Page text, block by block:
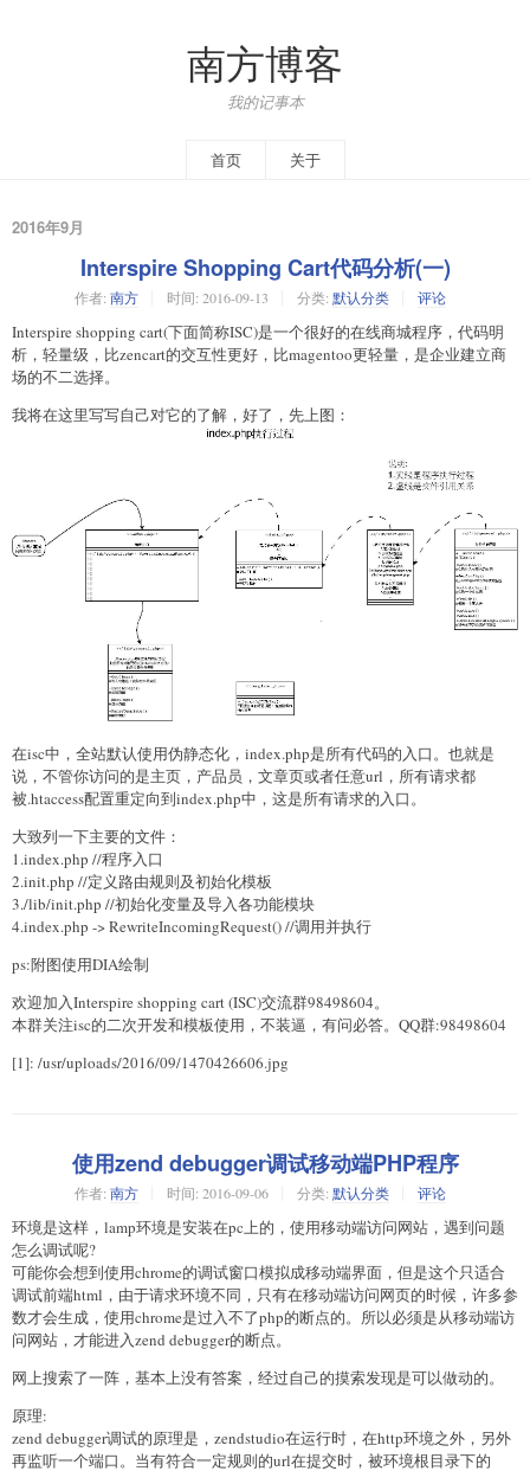
南方博客
我的记事本
首页 关于
2016年9月
Interspire Shopping Cart代码分析(一)
作者: 南方 时间: 2016-09-13 分类: 默认分类 评论
Interspire shopping cart(下面简称ISC)是一个很好的在线商城程序，代码明
析，轻量级，比zencart的交互性更好，比magentoo更轻量，是企业建立商
场的不二选择。
我将在这里写写自己对它的了解，好了，先上图：
在isc中，全站默认使用伪静态化，index.php是所有代码的入口。也就是
说，不管你访问的是主页，产品员，文章页或者任意url，所有请求都
被.htaccess配置重定向到index.php中，这是所有请求的入口。
大致列一下主要的文件：
1.index.php //程序入口
2.init.php //定义路由规则及初始化模板
3./lib/init.php //初始化变量及导入各功能模块
4.index.php -> RewriteIncomingRequest() //调用并执行
ps:附图使用DIA绘制
欢迎加入Interspire shopping cart (ISC)交流群98498604。
本群关注isc的二次开发和模板使用，不装逼，有问必答。QQ群:98498604
[1]: /usr/uploads/2016/09/1470426606.jpg
使用zend debugger调试移动端PHP程序
作者: 南方 时间: 2016-09-06 分类: 默认分类 评论
环境是这样，lamp环境是安装在pc上的，使用移动端访问网站，遇到问题
怎么调试呢?
可能你会想到使用chrome的调试窗口模拟成移动端界面，但是这个只适合
调试前端html，由于请求环境不同，只有在移动端访问网页的时候，许多参
数才会生成，使用chrome是过入不了php的断点的。所以必须是从移动端访
问网站，才能进入zend debugger的断点。
网上搜索了一阵，基本上没有答案，经过自己的摸索发现是可以做动的。
原理:
zend debugger调试的原理是，zendstudio在运行时，在http环境之外，另外
再监听一个端口。当有符合一定规则的url在提交时，被环境根目录下的